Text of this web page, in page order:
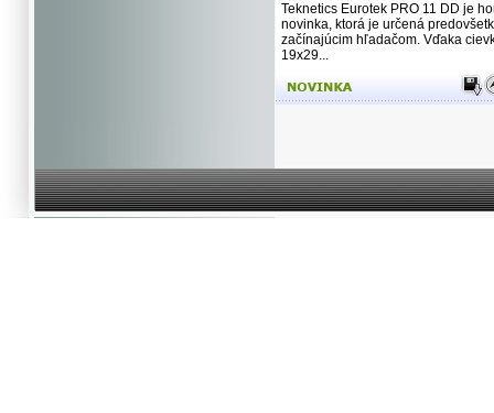
Teknetics Eurotek PRO 11 DD je
novinka, ktorá je určená
začínajúcim hľadačom. Vďaka
19x29...